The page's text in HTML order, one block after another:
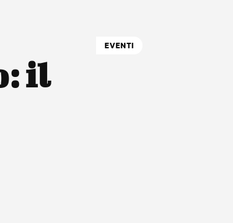
il
EVENTI